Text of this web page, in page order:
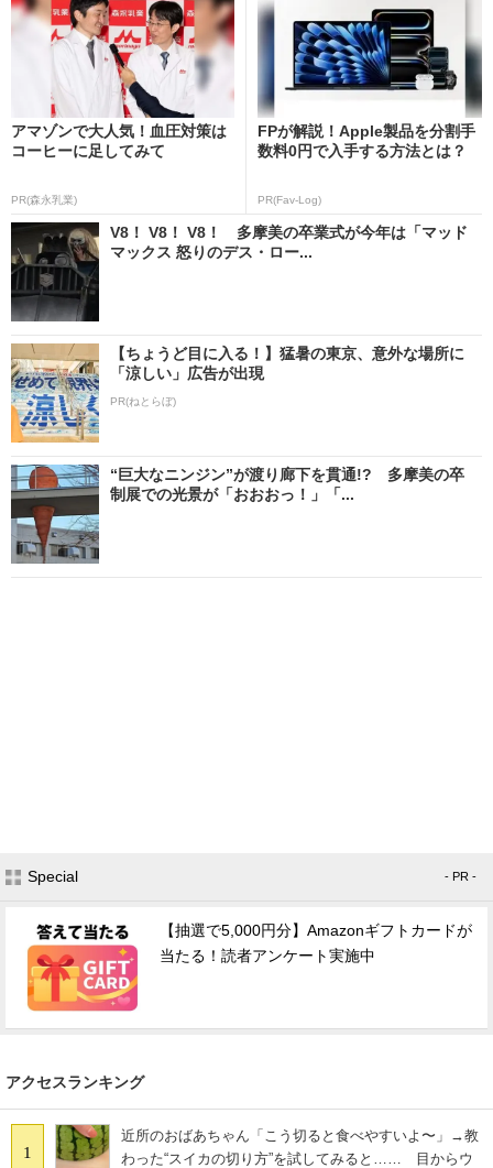
アマゾンで大人気！血圧対策は
コーヒーに足してみて
PR(森永乳業)
FPが解説！Apple製品を分割手
数料0円で入手する方法とは？
PR(Fav-Log)
V8！ V8！ V8！ 多摩美の卒業式が今年は「マッド
マックス 怒りのデス・ロー...
【ちょうど目に入る！】猛暑の東京、意外な場所に
「涼しい」広告が出現
PR(ねとらぼ)
“巨大なニンジン”が渡り廊下を貫通!? 多摩美の卒
制展での光景が「おおおっ！」「...
Special - PR -
【抽選で5,000円分】Amazonギフトカードが
当たる！読者アンケート実施中
アクセスランキング
1
近所のおばあちゃん「こう切ると食べやすいよ〜」→教
わった“スイカの切り方”を試してみると…… 目からウ